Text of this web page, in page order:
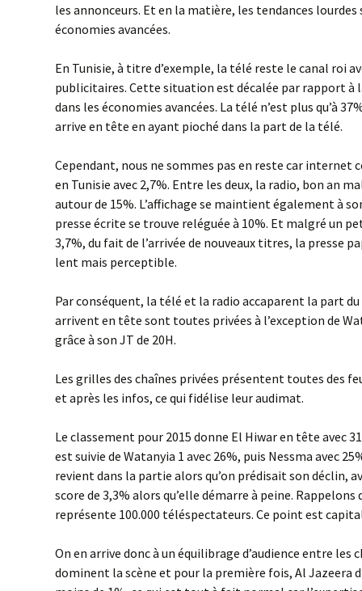
les annonceurs. Et en la matière, les tendances
économies avancées.
En Tunisie, à titre d’exemple, la télé reste le canal roi
publicitaires. Cette situation est décalée par rapport à
dans les économies avancées. La télé n’est plus qu’à
arrive en tête en ayant pioché dans la part de la télé.
Cependant, nous ne sommes pas en reste car internet
en Tunisie avec 2,7%. Entre les deux, la radio, bon an
autour de 15%. L’affichage se maintient également à
presse écrite se trouve reléguée à 10%. Et malgré un
3,7%, du fait de l’arrivée de nouveaux titres, la presse
lent mais perceptible.
Par conséquent, la télé et la radio accaparent la part
arrivent en tête sont toutes privées à l’exception de
grâce à son JT de 20H.
Les grilles des chaînes privées présentent toutes des
et après les infos, ce qui fidélise leur audimat.
Le classement pour 2015 donne El Hiwar en tête avec
est suivie de Watanyia 1 avec 26%, puis Nessma avec
revient dans la partie alors qu’on prédisait son déclin,
score de 3,3% alors qu’elle démarre à peine. Rappelons
représente 100.000 téléspectateurs. Ce point est
On en arrive donc à un équilibrage d’audience entre
dominent la scène et pour la première fois, Al Jazeera